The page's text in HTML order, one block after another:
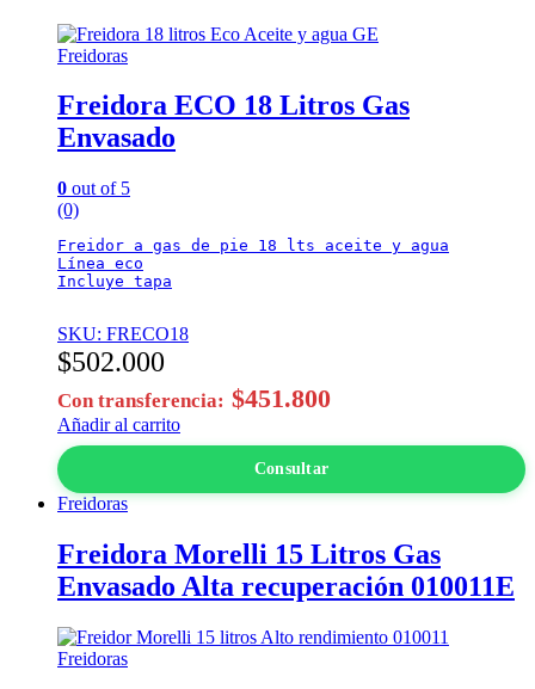
Freidoras
Freidora ECO 18 Litros Gas
Envasado
0 out of 5
(0)
Freidor a gas de pie 18 lts aceite y agua
Línea eco
Incluye tapa
SKU: FRECO18
$502.000
Con transferencia: $451.800
Añadir al carrito
Consultar
Freidoras
Freidora Morelli 15 Litros Gas
Envasado Alta recuperación 010011E
Freidoras